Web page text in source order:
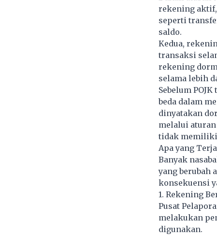
rekening
seperti
saldo.
Kedua,
transaksi
rekening
selama lebih
Sebelum
beda dalam
dinyatakan
melalui
tidak memiliki
Apa yang
Banyak
yang berubah
konsekuensi
1. Rekening
Pusat
melakukan
digunakan.